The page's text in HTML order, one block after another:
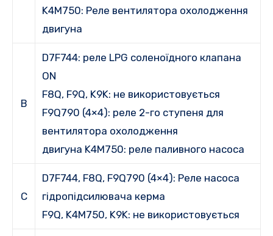
K4M750: Реле вентилятора охолодження
двигуна
B
D7F744: реле LPG соленоїдного клапана
ON
F8Q, F9Q, K9K: не використовується
F9Q790 (4×4): реле 2-го ступеня для
вентилятора охолодження
двигуна K4M750: реле паливного насоса
C
D7F744, F8Q, F9Q790 (4×4): Реле насоса
гідропідсилювача керма
F9Q, K4M750, K9K: не використовується